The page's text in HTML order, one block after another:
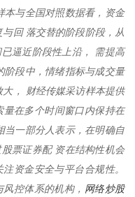
本与全国对照数据看，资金
回 落交替的阶段阶段，从
逼近阶段性上沿， 需提高
阶段中，情绪指标与成交量
， 财经传媒采访样本提供
量在多个时间窗口内保持在
当一部分人表示，在明确自
票证券配 资在结构性机会
资金安全与平台合规性。
控体系的机构， 网络炒股